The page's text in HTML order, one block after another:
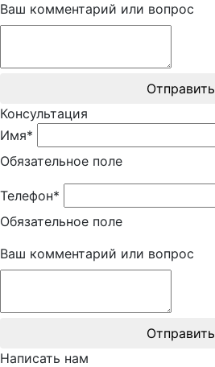
Ваш комментарий или вопрос
Отправить
Консультация
Имя*
Обязательное поле
Телефон*
Обязательное поле
Ваш комментарий или вопрос
Отправить
Написать нам